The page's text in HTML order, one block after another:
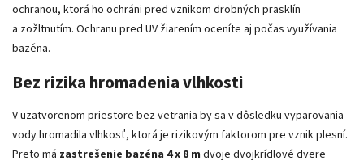
ochranou, ktorá ho ochráni pred vznikom drobných prasklín
a zožltnutím. Ochranu pred UV žiarením oceníte aj počas využívania
bazéna.
Bez rizika hromadenia vlhkosti
V uzatvorenom priestore bez vetrania by sa v dôsledku vyparovania
vody hromadila vlhkosť, ktorá je rizikovým faktorom pre vznik plesní.
Preto má zastrešenie bazéna 4 x 8 m dvoje dvojkrídlové dvere